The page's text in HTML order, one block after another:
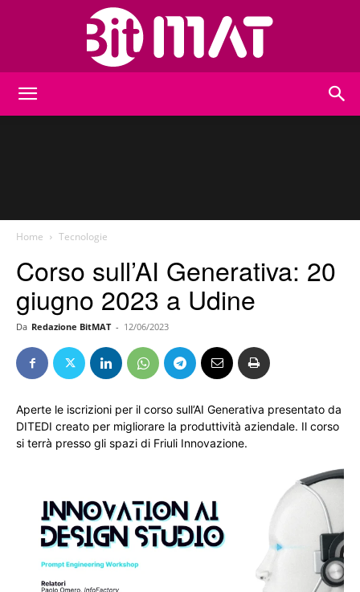
Home Tecnologie
Corso sull’AI Generativa: 20
giugno 2023 a Udine
Da Redazione BitMAT - 12/06/2023
Aperte le iscrizioni per il corso sull’AI Generativa presentato da
DITEDI creato per migliorare la produttività aziendale. Il corso
si terrà presso gli spazi di Friuli Innovazione.